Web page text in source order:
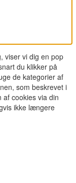
viser vi dig en pop
du klikker på
de kategorier af
som beskrevet i
af cookies via din
ikke længere